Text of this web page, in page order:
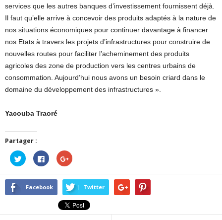
services que les autres banques d’investissement fournissent déjà.
Il faut qu’elle arrive à concevoir des produits adaptés à la nature de
nos situations économiques pour continuer davantage à financer
nos Etats à travers les projets d’infrastructures pour construire de
nouvelles routes pour faciliter l’acheminement des produits
agricoles des zone de production vers les centres urbains de
consommation. Aujourd’hui nous avons un besoin criard dans le
domaine du développement des infrastructures ».
Yacouba Traoré
Partager :
Cliquez
pour
partager
sur
Twitter(ouvre
dans
Cliquez
pour
partager
sur
Facebook(ouvre
dans
nouvelle
fenêtre)
Cliquez
pour
sur
Google+
(ouvre
dans
une
nouvelle
fenêtre)
Facebook Twitter